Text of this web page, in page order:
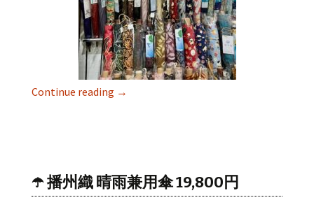
Continue reading →
☂️ 播州織 晴雨兼用傘 19,800円